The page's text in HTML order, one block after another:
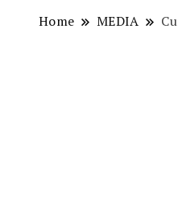
Home MEDIA